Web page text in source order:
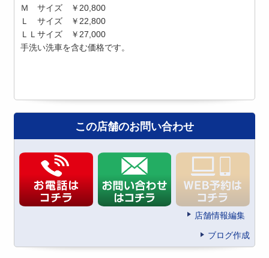
Ｍ サイズ ￥20,800
Ｌ サイズ ￥22,800
ＬＬサイズ ￥27,000
手洗い洗車を含む価格です。
この店舗のお問い合わせ
店舗情報編集
ブログ作成